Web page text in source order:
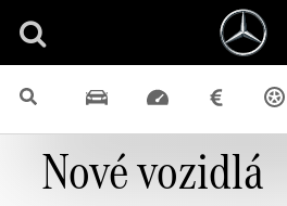
Nové vozidlá